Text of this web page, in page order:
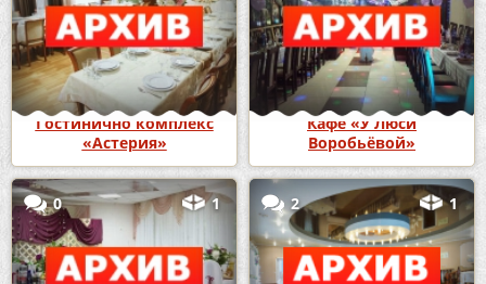
Гостинично комплекс
«Астерия»
Кафе «У Люси
Воробьёвой»
0 1 2 1